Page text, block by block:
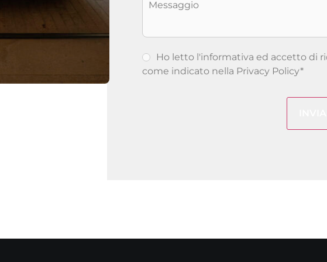
Ho letto l'informativa ed accetto di
come indicato nella Privacy Policy*